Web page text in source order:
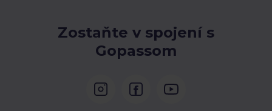
Zostaňte v spojení s
Gopassom